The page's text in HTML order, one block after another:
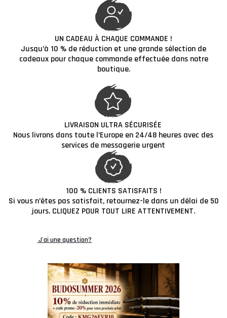
UN CADEAU À CHAQUE COMMANDE !
Jusqu’à 10 % de réduction et une grande sélection de
cadeaux pour chaque commande effectuée dans notre
boutique.
LIVRAISON ULTRA SÉCURISÉE
Nous livrons dans toute l’Europe en 24/48 heures avec des
services de messagerie urgent
100 % CLIENTS SATISFAITS !
Si vous n’êtes pas satisfait, retournez-le dans un délai de 50
jours. CLIQUEZ POUR TOUT LIRE ATTENTIVEMENT.
J'ai une question?